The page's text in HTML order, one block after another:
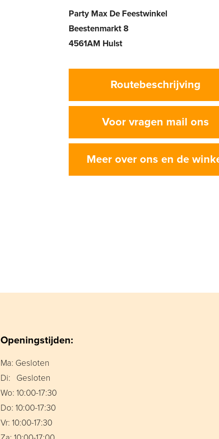
Party Max De Feestwinkel
Beestenmarkt 8
4561AM Hulst
Routebeschrijving
Voor vragen mail ons
Meer over ons en de
Openingstijden:
Ma: Gesloten
Di: Gesloten
Wo: 10:00-17:30
Do: 10:00-17:30
Vr: 10:00-17:30